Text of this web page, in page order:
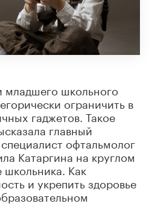
младшего школьного
ограничить в
гаджетов. Такое
главный
офтальмолог
Катаргина на круглом
школьника. Как
и укрепить здоровье